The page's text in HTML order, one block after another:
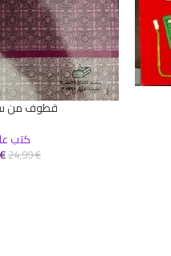
إضافة إلى السلةقطوف من
كتب
24,99€
€